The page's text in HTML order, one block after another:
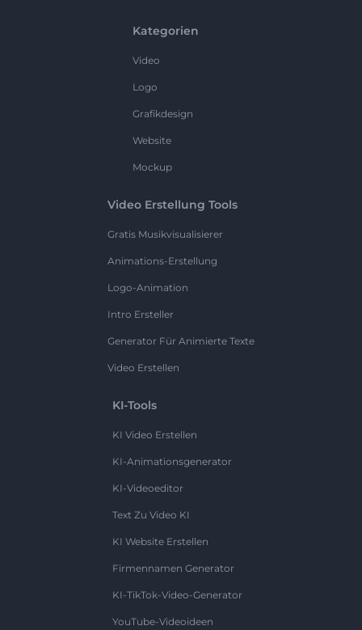
Kategorien
Video
Logo
Grafikdesign
Website
Mockup
Video Erstellung Tools
Gratis Musikvisualisierer
Animations-Erstellung
Logo-Animation
Intro Ersteller
Generator Für Animierte Texte
Video Erstellen
KI-Tools
KI Video Erstellen
KI-Animationsgenerator
KI-Videoeditor
Text Zu Video KI
KI Website Erstellen
Firmennamen Generator
KI-TikTok-Video-Generator
YouTube-Videoideen